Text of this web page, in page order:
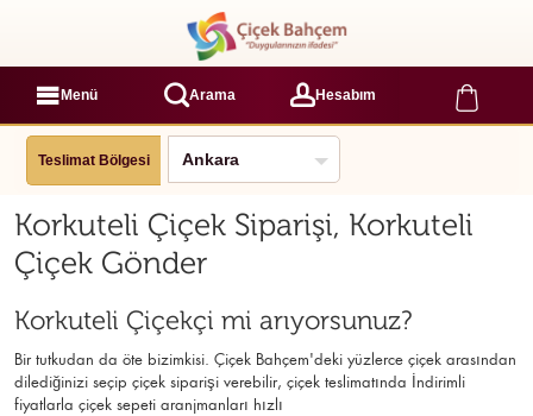
Menü Arama Hesabım
Teslimat Bölgesi
Korkuteli Çiçek Siparişi, Korkuteli
Çiçek Gönder
Korkuteli Çiçekçi mi arıyorsunuz?
Bir tutkudan da öte bizimkisi. Çiçek Bahçem'deki yüzlerce çiçek arasından
dilediğinizi seçip çiçek siparişi verebilir, çiçek teslimatında İndirimli
fiyatlarla çiçek sepeti aranjmanları hızlı